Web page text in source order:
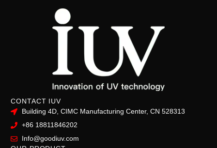
CONTACT IUV
Building 4D, CIMC Manufacturing Center, CN 528313
+86 18811846202
Info@goodiuv.com